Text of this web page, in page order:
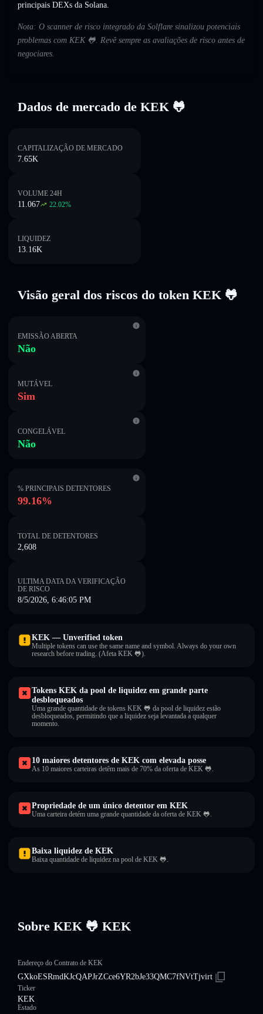
principais DEXs da Solana.
Nota: O scanner de risco integrado da Solflare sinalizou potenciais
problemas com KEK 🐸. Revê sempre as avaliações de risco antes de
negociares.
Dados de mercado de KEK 🐸
CAPITALIZAÇÃO DE MERCADO
7.65K
VOLUME 24H
11.067 22.02%
LIQUIDEZ
13.16K
Visão geral dos riscos do token KEK 🐸
EMISSÃO ABERTA
Não
MUTÁVEL
Sim
CONGELÁVEL
Não
% PRINCIPAIS DETENTORES
99.16%
TOTAL DE DETENTORES
2,608
ULTIMA DATA DA VERIFICAÇÃO
DE RISCO
8/5/2026, 6:46:05 PM
KEK — Unverified token
Multiple tokens can use the same name and symbol. Always do your own
research before trading. (Afeta KEK 🐸).
Tokens KEK da pool de liquidez em grande parte
desbloqueados
Uma grande quantidade de tokens KEK 🐸 da pool de liquidez estão
desbloqueados, permitindo que a liquidez seja levantada a qualquer
momento.
10 maiores detentores de KEK com elevada posse
As 10 maiores carteiras detêm mais de 70% da oferta de KEK 🐸.
Propriedade de um único detentor em KEK
Uma carteira detém uma grande quantidade da oferta de KEK 🐸.
Baixa liquidez de KEK
Baixa quantidade de liquidez na pool de KEK 🐸.
Sobre KEK 🐸 KEK
Endereço do Contrato de KEK
GXkoESRmdKJcQAPJrZCce6YR2bJe33QMC7fNVtTjvirt
Ticker
KEK
Estado